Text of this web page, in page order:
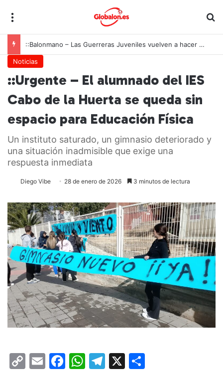
::Balonmano – Las Guerreras Juveniles vuelven a hacer historia: España conquista su segundo Mundial consecutivo tras una remontada inolvidable
Noticias
::Urgente – El alumnado del IES
Cabo de la Huerta se queda sin
espacio para Educación Física
Un instituto saturado, un gimnasio deteriorado y
una situación inadmisible que exige una
respuesta inmediata
Diego Vibe 28 de enero de 2026 3 minutos de lectura
C
E
F
W T
X